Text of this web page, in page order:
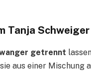
Tanja
getrennt
aus einer Mischung